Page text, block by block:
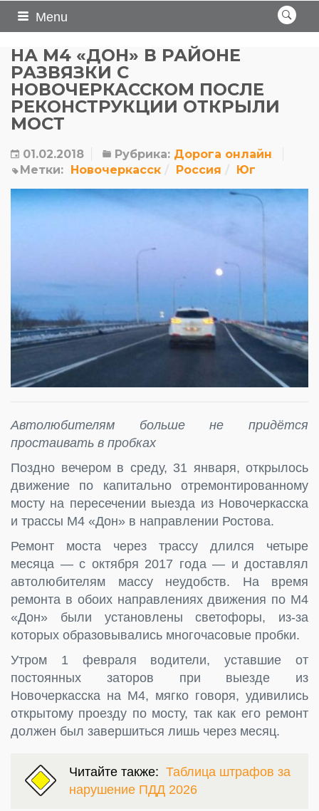
Menu
НА М4 «ДОН» В РАЙОНЕ
РАЗВЯЗКИ С
НОВОЧЕРКАССКОМ ПОСЛЕ
РЕКОНСТРУКЦИИ ОТКРЫЛИ
МОСТ
01.02.2018 Рубрика: Дорога онлайн
Метки: Новочеркасск Россия Юг
Автолюбителям больше не придётся
простаивать в пробках
Поздно вечером в среду, 31 января, открылось
движение по капитально отремонтированному
мосту на пересечении выезда из Новочеркасска
и трассы М4 «Дон» в направлении Ростова.
Ремонт моста через трассу длился четыре
месяца — с октября 2017 года — и доставлял
автолюбителям массу неудобств. На время
ремонта в обоих направлениях движения по М4
«Дон» были установлены светофоры, из-за
которых образовывались многочасовые пробки.
Утром 1 февраля водители, уставшие от
постоянных заторов при выезде из
Новочеркасска на М4, мягко говоря, удивились
открытому проезду по мосту, так как его ремонт
должен был завершиться лишь через месяц.
Читайте также: Таблица штрафов за
нарушение ПДД 2026